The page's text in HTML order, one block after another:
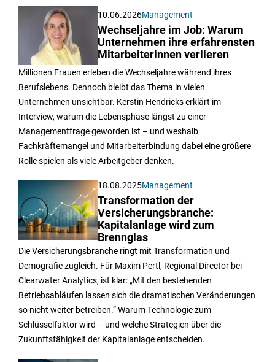
10.06.2026Management
Wechseljahre im Job: Warum
Unternehmen ihre erfahrensten
Mitarbeiterinnen verlieren
Millionen Frauen erleben die Wechseljahre während ihres
Berufslebens. Dennoch bleibt das Thema in vielen
Unternehmen unsichtbar. Kerstin Hendricks erklärt im
Interview, warum die Lebensphase längst zu einer
Managementfrage geworden ist – und weshalb
Fachkräftemangel und Mitarbeiterbindung dabei eine größere
Rolle spielen als viele Arbeitgeber denken.
18.08.2025Management
Transformation der
Versicherungsbranche:
Kapitalanlage wird zum
Brennglas
Die Versicherungsbranche ringt mit Transformation und
Demografie zugleich. Für Maxim Pertl, Regional Director bei
Clearwater Analytics, ist klar: „Mit den bestehenden
Betriebsabläufen lassen sich die dramatischen Veränderungen
so nicht weiter betreiben.“ Warum Technologie zum
Schlüsselfaktor wird – und welche Strategien über die
Zukunftsfähigkeit der Kapitalanlage entscheiden.